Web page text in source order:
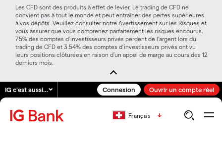
Les CFD sont des produits à effet de levier. Le trading de CFD ne
convient pas à tout le monde et peut entraîner des pertes supérieures
à vos dépôts. Veuillez consulter notre Avertissement sur les Risques et
vous assurer que vous comprenez parfaitement les risques encourus.
75% des comptes d’investisseurs privés perdent de l’argent lors du
trading de CFD et 3.54% des comptes d’investisseurs privés ont vu
leurs positions clôturées en raison d’un appel de marge au cours des 12
derniers mois.
IG c'est aussi… Connexion Ouvrir un compte réel
Français